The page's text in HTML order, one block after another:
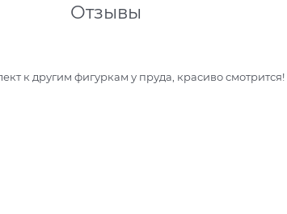
Отзывы
к другим фигуркам у пруда, красиво смотрится!